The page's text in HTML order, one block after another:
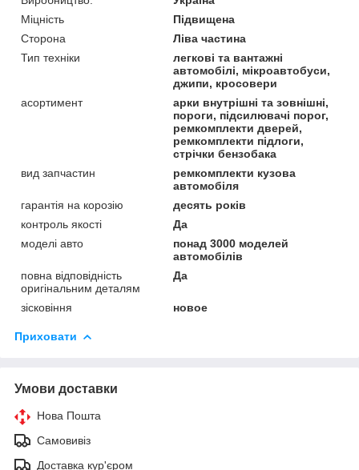
Міцність
Підвищена
Сторона
Ліва частина
Тип техніки
легкові та вантажні
автомобілі, мікроавтобуси,
джипи, кросовери
асортимент
арки внутрішні та зовнішні,
пороги, підсилювачі порог,
ремкомплекти дверей,
ремкомплекти підлоги,
стрічки бензобака
вид запчастин
ремкомплекти кузова
автомобіля
гарантія на корозію
десять років
контроль якості
Да
моделі авто
понад 3000 моделей
автомобілів
повна відповідність
оригінальним деталям
Да
зісковіння новое
Приховати
Умови доставки
Нова Пошта
Самовивіз
Доставка кур'єром